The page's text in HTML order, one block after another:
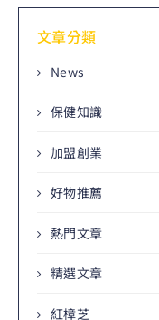
文章分類
News
保健知識
加盟創業
好物推薦
熱門文章
精選文章
紅樟芝